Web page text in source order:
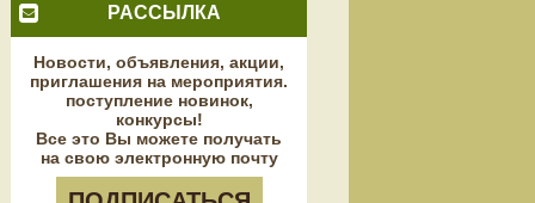
РАССЫЛКА
Новости, объявления, акции,
приглашения на мероприятия.
поступление новинок,
конкурсы!
Все это Вы можете получать
на свою электронную почту